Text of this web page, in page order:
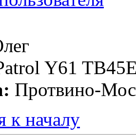
Y61
Протвино-
к началу